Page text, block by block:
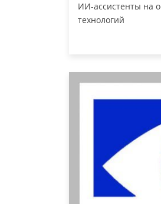
ИИ-ассистенты на
технологий